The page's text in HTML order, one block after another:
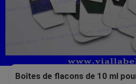
Boîtes de flacons de 10 ml